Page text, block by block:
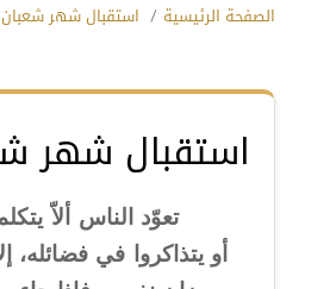
الصفحة الرئيسية استقبال شهر شعبان
استقبال شهر
تعوّد الناس ألاّ
أو يتذاكروا في فضائله،